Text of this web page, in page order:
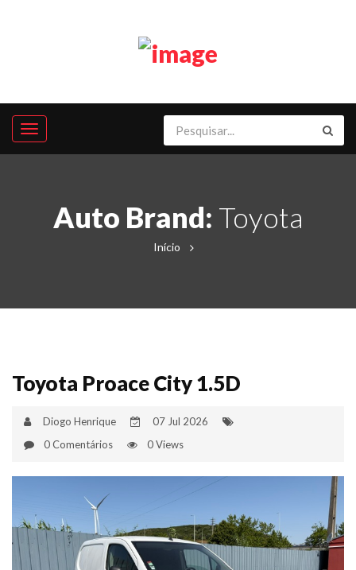
Auto Brand: Toyota
Início
Toyota Proace City 1.5D
Diogo Henrique
07 Jul 2026
0 Comentários
0 Views